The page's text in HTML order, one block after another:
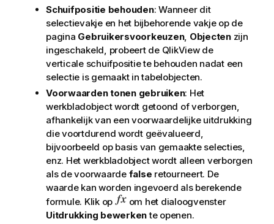
Schuifpositie behouden: Wanneer dit
selectievakje en het bijbehorende vakje op de
pagina Gebruikersvoorkeuzen, Objectenzijn
ingeschakeld, probeert de QlikView de
verticale schuifpositie te behouden nadat een
selectie is gemaakt in tabelobjecten.
Voorwaarden tonen gebruiken: Het
werkbladobject wordt getoond of verborgen,
afhankelijk van een voorwaardelijke uitdrukking
die voortdurend wordt geëvalueerd,
bijvoorbeeld op basis van gemaakte selecties,
enz. Het werkbladobject wordt alleen verborgen
als de voorwaarde false retourneert. De
waarde kan worden ingevoerd als berekende
formule. Klik op
om het dialoogvenster
Uitdrukking bewerkente openen.